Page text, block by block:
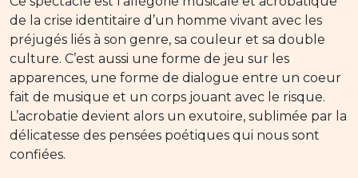
de la crise identitaire d’un homme vivant avec les
préjugés liés à son genre, sa couleur et sa double
culture. C’est aussi une forme de jeu sur les
apparences, une forme de dialogue entre un coeur
fait de musique et un corps jouant avec le risque.
L’acrobatie devient alors un exutoire, sublimée par la
délicatesse des pensées poétiques qui nous sont
confiées.